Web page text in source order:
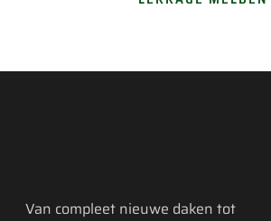
Van compleet nieuwe daken tot